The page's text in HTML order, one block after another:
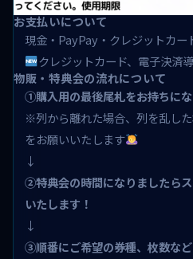
お支払いについて
現金・PayPay・クレジットカー
クレジットカード、電子決済
物販・特典会の流れについて
①購入用の最後尾札をお持ちに
※列から離れた場合、列を乱し
をお願いいたします
↓
②特典会の時間になりましたら
いたします！
↓
③順番にご希望の券種、枚数な